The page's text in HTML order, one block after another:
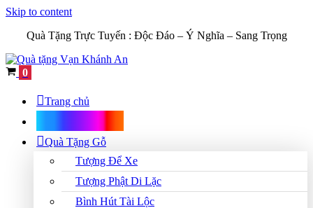
Skip to content
Quà Tặng Trực Tuyến : Độc Đáo – Ý Nghĩa – Sang Trọng
Cart
0
Trang chủ
Quà Tặng Gỗ
Tượng Để Xe
Tượng Phật Di Lặc
Bình Hút Tài Lộc